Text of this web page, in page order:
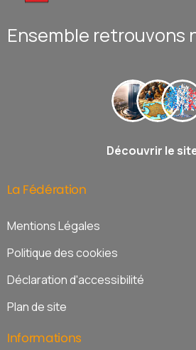
Ensemble retrouvons
Découvrir le
La Fédération
Mentions Légales
Politique des cookies
Déclaration d'accessibilité
Plan de site
Informations